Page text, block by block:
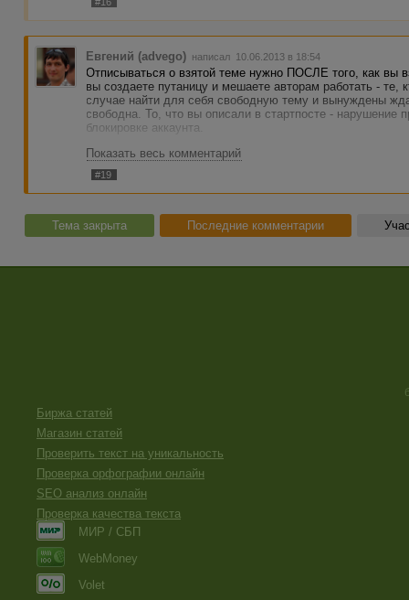
Евгений (advego) написал 10.06.2013 в 18:54
Отписываться о взятой теме нужно ПОСЛЕ того, как вы
вы создаете путаницу и мешаете авторам работать - те,
случае найти для себя свободную тему и вынуждены
свободна. То, что вы описали в стартпосте - нарушение
блокировке аккаунта.
Повторяю - берете заказ в работу, затем отписываетесь
никак иначе.
Тема закрыта.
Показать весь комментарий
#19
Тема закрыта Последние комментарии
Биржа статей
Магазин статей
Проверить текст на уникальность
Проверка орфографии онлайн
SEO анализ онлайн
Проверка качества текста
МИР / СБП
WebMoney
Volet